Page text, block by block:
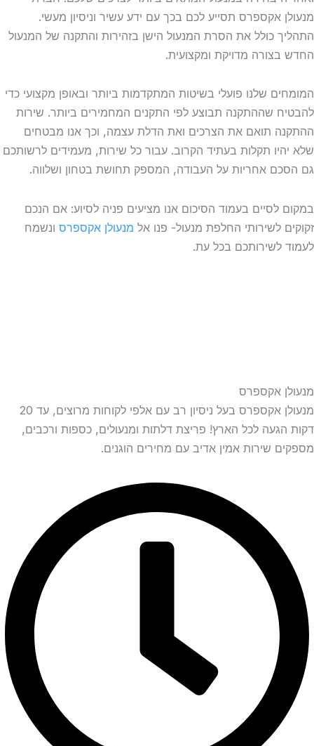
אקספרס תסייע לכם בכך עם ידע עשיר וניסיון מעשי.
כולל את הסרת המנעול הישן בזהירות והתקנה של המנעול
מדויקת ומקצועית.
שלנו פועלי בשיטות המתקדמות ביותר ובאופן מקצועי כדי
שההתקנה תבוצע לפי התקנים המחמירים ביותר. שירות
תואם את הצרכים ואת הדלת עצמה, וכך אנו מבטחים
תקלות בעתיד הקרוב. עבור כל שירות, מעמידים לרשותכם
אחריות על העבודה, המספק תחושת בטחון ושלווה.
לסיים בעמוד הסיכום אנו מציעים פניה לסיוע: אם הנכם
לשירותי החלפת מנעול- פנו אלמנעולן אקספרסונשמח
לשירותכם בכל עת.
אקספרס
מנעולן אקספרס בעל ניסיון רב עם אלפי לקוחות מרוצים, עד 20
לכל הארץ! פריצת דלתות ומנעולים, כספות ורכבים,
שירות אמין אדיב עם מחירים הוגנים.